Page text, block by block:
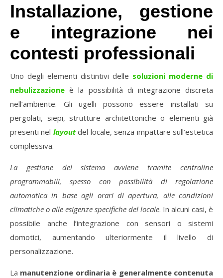
Installazione, gestione
e integrazione nei
contesti professionali
Uno degli elementi distintivi delle soluzioni moderne di
nebulizzazione è la possibilità di integrazione discreta
nell’ambiente. Gli ugelli possono essere installati su
pergolati, siepi, strutture architettoniche o elementi già
presenti nel layout del locale, senza impattare sull’estetica
complessiva.
La gestione del sistema avviene tramite centraline
programmabili, spesso con possibilità di regolazione
automatica in base agli orari di apertura, alle condizioni
climatiche o alle esigenze specifiche del locale. In alcuni casi, è
possibile anche l’integrazione con sensori o sistemi
domotici, aumentando ulteriormente il livello di
personalizzazione.
La manutenzione ordinaria è generalmente contenuta